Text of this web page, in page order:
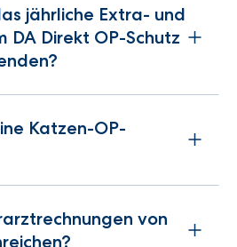
jährliche Extra- und
DA Direkt OP-Schutz
Katzen-OP-
von